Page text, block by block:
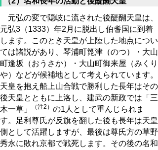
元弘の変で隠岐に流された後醍醐天皇は、
元弘3（1333）年2月に脱出し伯耆国に到着
します。このとき天皇が上陸した地点につい
ては諸説があり、琴浦町箆津（のつ）・大山
町逢坂（おうさか）・大山町御来屋（みくり
や）などが候補地として考えられています。
天皇を抱え船上山合戦で勝利した長年はその
後天皇とともに上洛し、建武の新政では「三
木一草」
（注2） の1人として重んじられま
す。足利尊氏が反旗を翻した後も長年は天皇
側として活躍しますが、最後は尊氏方の草野
秀永に敗れ京都で戦死します。その後の名和